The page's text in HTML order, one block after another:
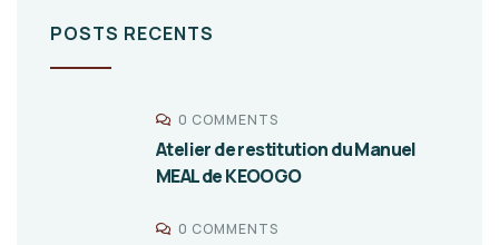
POSTS RECENTS
0 COMMENTS
Atelier de restitution du Manuel
MEAL de KEOOGO
0 COMMENTS